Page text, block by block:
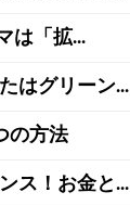
は「拡...
はグリーン...
の方法
ス！お金と...